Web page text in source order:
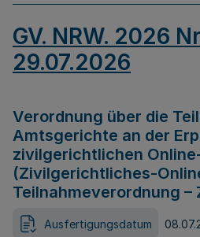
GV. NRW. 2026
29.07.2026
Verordnung über die
Amtsgerichte an der
zivilgerichtlichen
(Zivilgerichtliches-
Teilnahmeverordnung –
Ausfertigungsdatum